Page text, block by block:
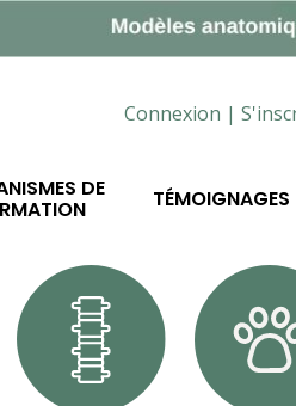
Connexion |
DE TÉMOIGNAGES